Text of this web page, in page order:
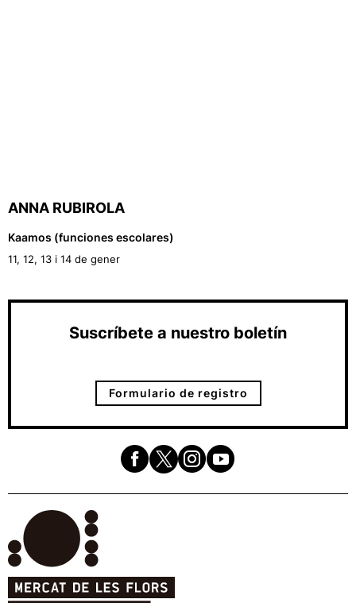
ANNA RUBIROLA
Kaamos (funciones escolares)
11, 12, 13 i 14 de gener
Suscríbete a nuestro boletín
Formulario de registro